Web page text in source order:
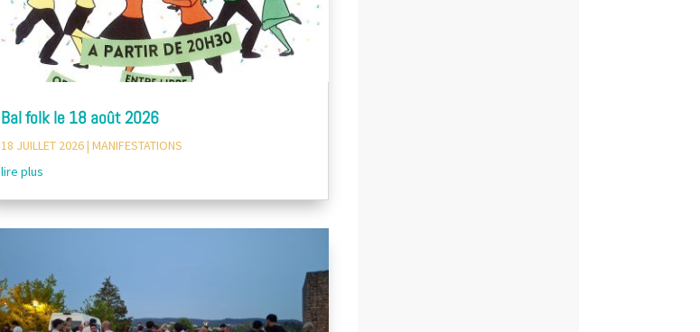
Bal folk le 18 août 2026
18 JUILLET 2026| MANIFESTATIONS
lire plus